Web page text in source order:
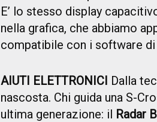
E’ lo stesso display
nella grafica, che abbiamo
compatibile con i software
AIUTI ELETTRONICI Dalla
nascosta. Chi guida una S-
ultima generazione: il Radar